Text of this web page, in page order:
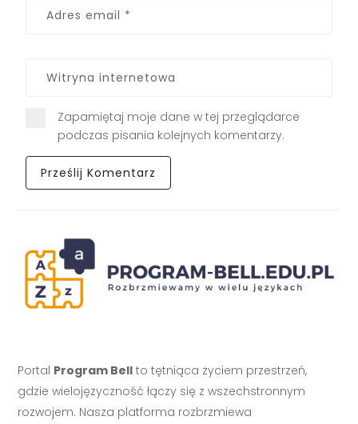
Zapamiętaj moje dane w tej przeglądarce
podczas pisania kolejnych komentarzy.
Portal Program Bell to tętniąca życiem przestrzeń,
gdzie wielojęzyczność łączy się z wszechstronnym
rozwojem. Nasza platforma rozbrzmiewa